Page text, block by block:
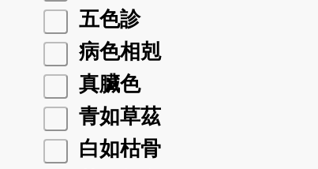
五色診
病色相剋
真臟色
青如草茲
白如枯骨